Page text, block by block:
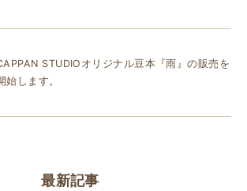
STUDIOオリジナル豆本『雨』の販売を
始します。
最新記事